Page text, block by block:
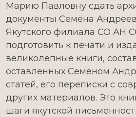
Марию Павловну сдать
документы Семёна
Якутского филиала СО АН
подготовить к печати и
великолепные книги,
оставленных Семёном
статей, его переписки с
других материалов. Это
шаги якутской